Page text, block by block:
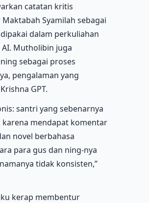
catatan kritis
Syamilah sebagai
dalam perkuliahan
Mutholibin juga
sebagai proses
pengalaman yang
GPT.
santri yang sebenarnya
mendapat komentar
novel berbahasa
para gus dan ning-nya
tidak konsisten,”
kerap membentur